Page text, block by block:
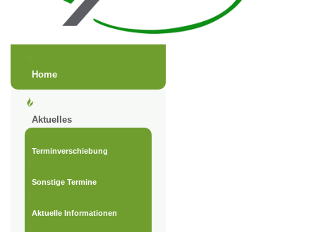
Home
Aktuelles
Terminverschiebung
Sonstige Termine
Aktuelle Informationen